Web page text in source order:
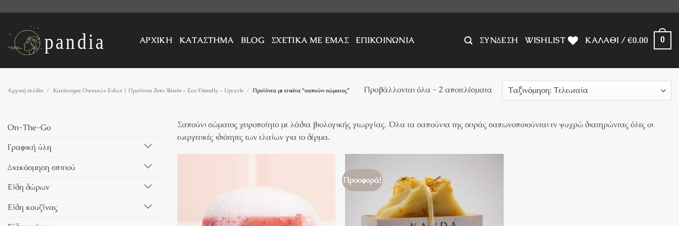
ΑΡΧΙΚΗ
ΚΑΤΑΣΤΗΜΑ BLOG ΣΧΕΤΙΚΑ ΜΕ ΕΜΑΣ ΕΠΙΚΟΙΝΩΝΙΑ ΣΎΝΔΕΣΗ WISHLIST ΚΑΛΆΘΙ /€0.00 0
Αρχική σελίδα / Κατάστημα Οικιακών Ειδών | Προϊόντα Zero Waste – Eco Friendly – Upcycle / Προϊόντα με ετικέτα “σαπούνι σώματος” Προβάλλονται όλα - 2 αποτελέσματαSorted
On-The-Go
Γραφική ύλη
Διακόσμηση σπιτιού
Είδη δώρων
Είδη κουζίνας
Σαπούνι σώματος χειροποίητο με λάδια βιολογικής γεωργίας. Όλα τα σαπούνια της σειράς σαπωνοποιούνται εν ψυχρώ διατηρώντας όλες οι
ευεργετικές ιδιότητες των ελαίων για το δέρμα.
Προσφορά!